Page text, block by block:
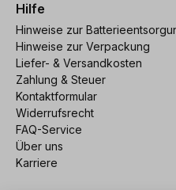
Hilfe
Hinweise zur
Hinweise zur Verpackung
Liefer- & Versandkosten
Zahlung & Steuer
Kontaktformular
Widerrufsrecht
FAQ-Service
Über uns
Karriere